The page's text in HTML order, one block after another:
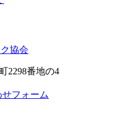
2298番地の4
フォーム